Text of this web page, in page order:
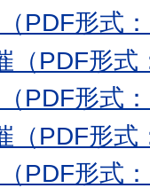
PDF形式
（PDF形式
PDF形式
（PDF形式
PDF形式